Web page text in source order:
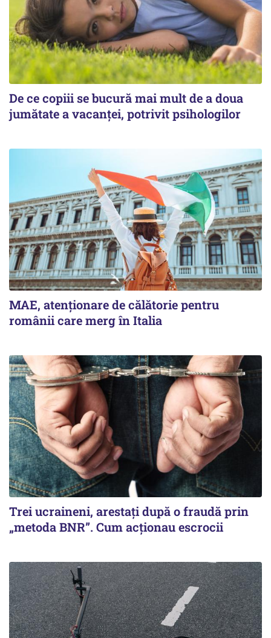
De ce copiii se bucură mai mult de a doua
jumătate a vacanței, potrivit psihologilor
MAE, atenționare de călătorie pentru
românii care merg în Italia
Trei ucraineni, arestați după o fraudă prin
„metoda BNR”. Cum acționau escrocii